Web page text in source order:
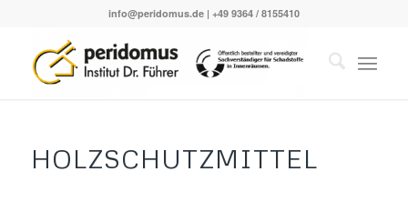
info@peridomus.de| +49 9364 / 8155410
HOLZSCHUTZMITTEL